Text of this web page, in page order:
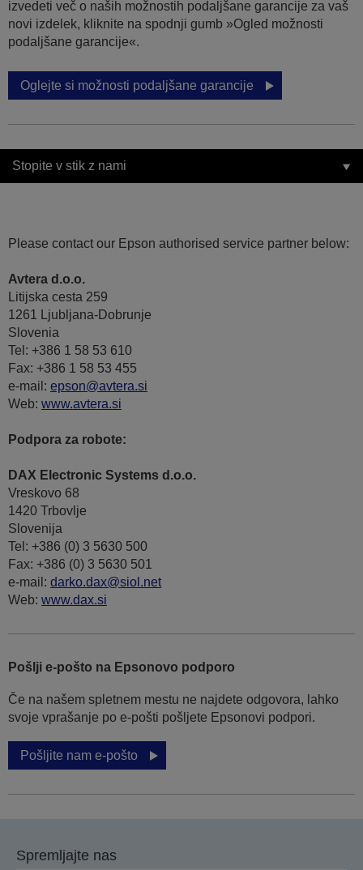
izvedeti več o naših možnostih podaljšane garancije za vaš
novi izdelek, kliknite na spodnji gumb »Ogled možnosti
podaljšane garancije«.
Oglejte si možnosti podaljšane garancije
Stopite v stik z nami
Please contact our Epson authorised service partner below:
Avtera d.o.o.
Litijska cesta 259
1261 Ljubljana-Dobrunje
Slovenia
Tel: +386 1 58 53 610
Fax: +386 1 58 53 455
e-mail: epson@avtera.si
Web: www.avtera.si
Podpora za robote:
DAX Electronic Systems d.o.o.
Vreskovo 68
1420 Trbovlje
Slovenija
Tel: +386 (0) 3 5630 500
Fax: +386 (0) 3 5630 501
e-mail: darko.dax@siol.net
Web: www.dax.si
Pošlji e-pošto na Epsonovo podporo
Če na našem spletnem mestu ne najdete odgovora, lahko
svoje vprašanje po e-pošti pošljete Epsonovi podpori.
Pošljite nam e-pošto
Spremljajte nas